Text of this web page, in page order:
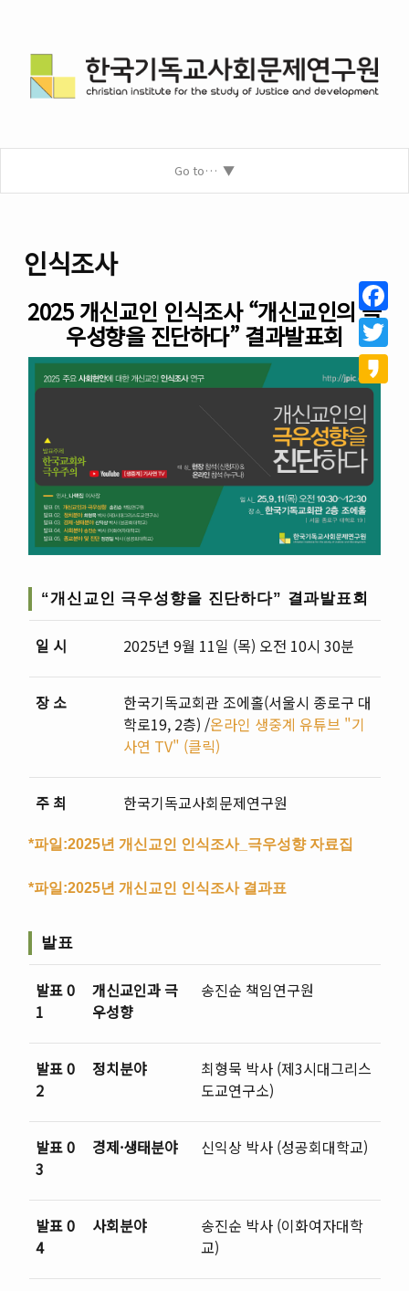
Go to…
인식조사
2025 개신교인 인식조사 “개신교인의 극
우성향을 진단하다” 결과발표회
“개신교인 극우성향을 진단하다” 결과발표회
일 시 2025년 9월 11일 (목) 오전 10시 30분
장 소
한국기독교회관 조에홀(서울시 종로구 대
학로19, 2층) /온라인 생중계 유튜브 "기
사연 TV" (클릭)
주 최 한국기독교사회문제연구원
*파일:2025년 개신교인 인식조사_극우성향 자료집
*파일:2025년 개신교인 인식조사 결과표
발표
발표 0
1
개신교인과 극
우성향
송진순 책임연구원
발표 0
2
정치분야
최형묵 박사 (제3시대그리스
도교연구소)
발표 0
3
경제·생태분야 신익상 박사 (성공회대학교)
발표 0
4
사회분야
송진순 박사 (이화여자대학
교)
Twitter
Kakao